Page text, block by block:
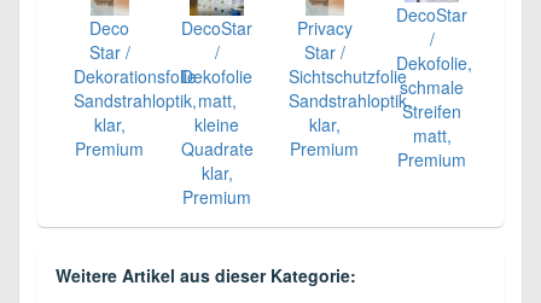
Deco
Star /
Dekorationsfolie
Sandstrahloptik,
klar,
Premium
DecoStar
/
Dekofolie
matt,
kleine
Quadrate
klar,
Premium
Privacy
Star /
Sichtschutzfolie
Sandstrahloptik,
klar,
Premium
DecoStar
/
Dekofolie,
schmale
Streifen
matt,
Premium
Weitere Artikel aus dieser Kategorie: